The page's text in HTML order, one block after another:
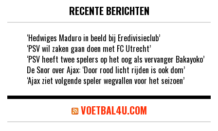
RECENTE BERICHTEN
‘Hedwiges Maduro in beeld bij Eredivisieclub’
‘PSV wil zaken gaan doen met FC Utrecht’
‘PSV heeft twee spelers op het oog als vervanger Bakayoko’
De Snor over Ajax: ‘Door rood licht rijden is ook dom’
‘Ajax ziet volgende speler wegvallen voor het seizoen’
VOETBAL4U.COM